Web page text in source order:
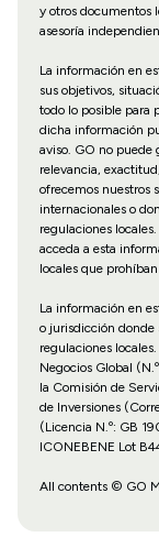
y otros documentos
asesoría
La información en
sus objetivos,
todo lo posible para
dicha información
aviso. GO no puede
relevancia,
ofrecemos nuestros
internacionales o
regulaciones
acceda a esta
locales que
La información en
o jurisdicción donde
regulaciones
Negocios Global
la Comisión de
de Inversiones
(Licencia N.º: GB
ICONEBENE Lot
All contents © GO